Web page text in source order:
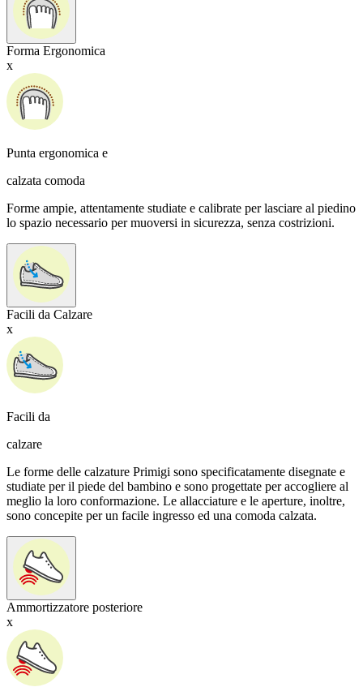
Forma Ergonomica
x
Punta ergonomica e
calzata comoda
Forme ampie, attentamente studiate e calibrate per lasciare al piedino
lo spazio necessario per muoversi in sicurezza, senza costrizioni.
Facili da Calzare
x
Facili da
calzare
Le forme delle calzature Primigi sono specificatamente disegnate e
studiate per il piede del bambino e sono progettate per accogliere al
meglio la loro conformazione. Le allacciature e le aperture, inoltre,
sono concepite per un facile ingresso ed una comoda calzata.
Ammortizzatore posteriore
x